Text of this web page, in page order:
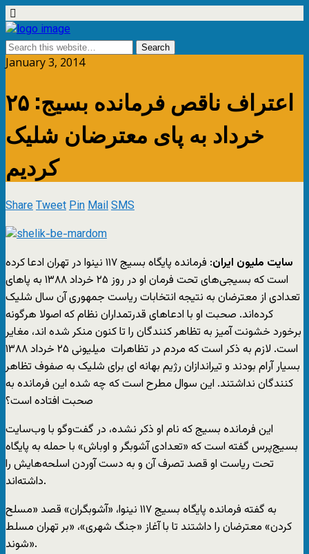
January 3, 2014
اعتراف ناقص فرمانده بسیج: ۲۵
خرداد به پای معترضان شلیک
کردیم
ShareTweetPinMailSMS
سایت ملیون ایران
: فرمانده پايگاه بسيج ۱۱۷ نينوا در تهران ادعا کرده
است که بسيجی‌های تحت فرمان او در روز ۲۵ خرداد ۱۳۸۸ به پاهای
تعدادی از معترضان به نتیجه انتخابات رياست جمهوری آن سال شليک
کرده‌اند. صحبت او با ادعاهای قدرتمداران نظام که اصولا هرگونه
برخورد خشونت آمیز به تظاهر کنندگان را تا کنون منکر شده اند، مغایر
است. لازم به ذکر است که مردم در تظاهرات میلیونی ۲۵ خرداد ۱۳۸۸
بسیار آرام بودند و تیراندازان رژیم بهانه ای برای شلیک به صفوف تظاهر
کنندگان نداشتند. این سوال مطرح است که چه شده این فرمانده به
صحبت افتاده است؟
اين فرمانده بسيج که نام او ذکر نشده، در گفت‌وگو با وب‌سايت
بسيج‌پرس گفته است که «تعدادی آشوبگر و اوباش» با حمله به پايگاه
تحت رياست او قصد تصرف آن و به دست آوردن اسلحه‌هايش را
داشته‌اند.
به گفته فرمانده پايگاه بسيج ۱۱۷ نينوا، «آشوبگران» قصد «مسلح
کردن» معترضان را داشتند تا با آغاز «جنگ شهری»، «بر تهران مسلط
شوند».